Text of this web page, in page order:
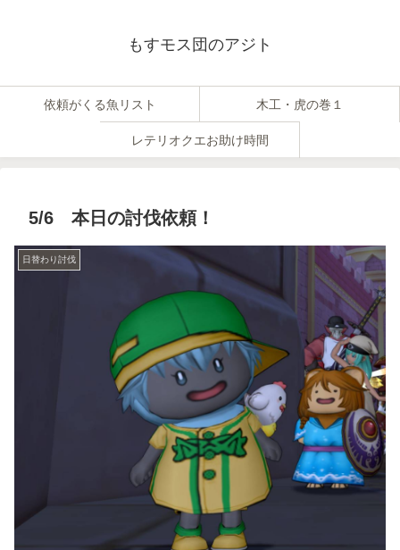
もすモス団のアジト
依頼がくる魚リスト 木工・虎の巻１
レテリオクエお助け時間
5/6 本日の討伐依頼！
日替わり討伐